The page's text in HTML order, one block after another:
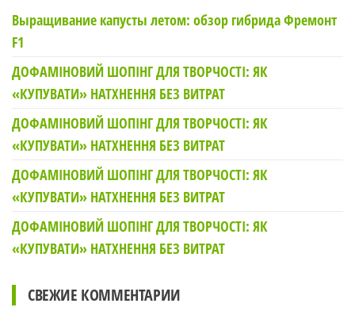
Выращивание капусты летом: обзор гибрида Фремонт
F1
ДОФАМІНОВИЙ ШОПІНГ ДЛЯ ТВОРЧОСТІ: ЯК
«КУПУВАТИ» НАТХНЕННЯ БЕЗ ВИТРАТ
ДОФАМІНОВИЙ ШОПІНГ ДЛЯ ТВОРЧОСТІ: ЯК
«КУПУВАТИ» НАТХНЕННЯ БЕЗ ВИТРАТ
ДОФАМІНОВИЙ ШОПІНГ ДЛЯ ТВОРЧОСТІ: ЯК
«КУПУВАТИ» НАТХНЕННЯ БЕЗ ВИТРАТ
ДОФАМІНОВИЙ ШОПІНГ ДЛЯ ТВОРЧОСТІ: ЯК
«КУПУВАТИ» НАТХНЕННЯ БЕЗ ВИТРАТ
СВЕЖИЕ КОММЕНТАРИИ